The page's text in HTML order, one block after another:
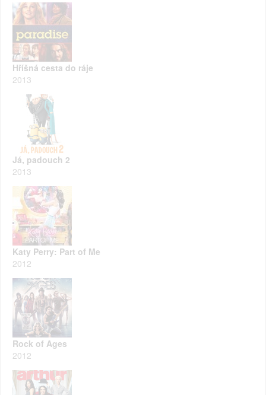
Hříšná cesta do ráje
2013
Já, padouch 2
2013
Katy Perry: Part of Me
2012
Rock of Ages
2012